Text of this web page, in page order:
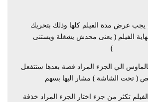
عرض مدة الفيلم كلها وذلك بتحريك
الفيلم ( يعنى محدش يشغلة ويستنى
)
الي الجزء المراد قصة بعدها ستتفعل
( تحت الشاشة ) مشار اليها بسهم
تكثر من جزء اختار الجزء المراد خذفة